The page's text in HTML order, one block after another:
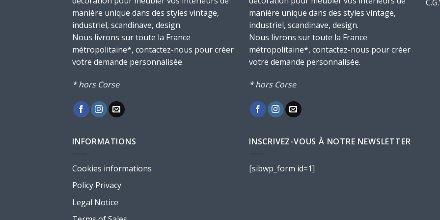
manière unique dans des styles vintage,
industriel, scandinave, design.
Nous livrons sur toute la France
métropolitaine*, contactez-nous pour créer
votre demande personnalisée.
* hors Corse
manière unique dans des styles vintage,
industriel, scandinave, design.
Nous livrons sur toute la France
métropolitaine*, contactez-nous pour créer
votre demande personnalisée.
* hors Corse
INFORMATIONS
Cookies informations
Policy Privacy
Legal Notice
INSCRIVEZ-VOUS À NOTRE NEWSLETTER
[sibwp_form id=1]